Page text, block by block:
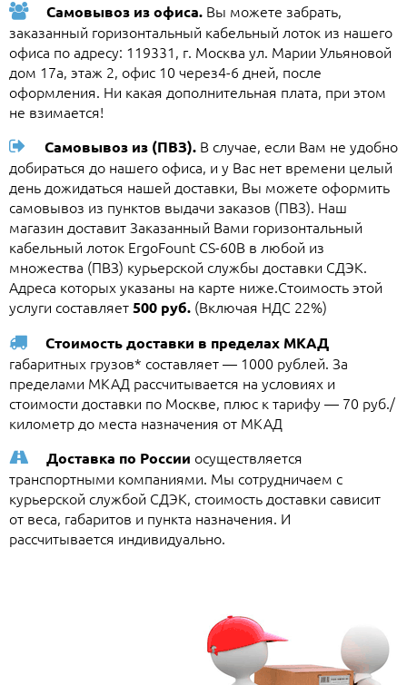
Самовывоз из офиса. Вы можете забрать,
заказанный горизонтальный кабельный лоток из нашего
офиса по адресу: 119331, г. Москва ул. Марии Ульяновой
дом 17а, этаж 2, офис 10 через4-6 дней, после
оформления. Ни какая дополнительная плата, при этом
не взимается!
Самовывоз из (ПВЗ). В случае, если Вам не удобно
добираться до нашего офиса, и у Вас нет времени целый
день дожидаться нашей доставки, Вы можете оформить
самовывоз из пунктов выдачи заказов (ПВЗ). Наш
магазин доставит Заказанный Вами горизонтальный
кабельный лоток ErgoFount CS-60B в любой из
множества (ПВЗ) курьерской службы доставки СДЭК.
Адреса которых указаны на карте ниже.Стоимость этой
услуги составляет500 руб. (Включая НДС 22%)
Стоимость доставки в пределах МКАД
габаритных грузов* составляет — 1000 рублей. За
пределами МКАД рассчитывается на условиях и
стоимости доставки по Москве, плюс к тарифу — 70 руб./
километр до места назначения от МКАД
Доставка по России осуществляется
транспортными компаниями. Мы сотрудничаем с
курьерской службой СДЭК, стоимость доставки сависит
от веса, габаритов и пункта назначения. И
рассчитывается индивидуально.